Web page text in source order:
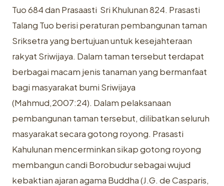
Tuo 684 dan Prasaasti Sri Khulunan 824. Prasasti
Talang Tuo berisi peraturan pembangunan taman
Sriksetra yang bertujuan untuk kesejahteraan
rakyat Sriwijaya. Dalam taman tersebut terdapat
berbagai macam jenis tanaman yang bermanfaat
bagi masyarakat bumi Sriwijaya
(Mahmud,2007:24). Dalam pelaksanaan
pembangunan taman tersebut, dilibatkan seluruh
masyarakat secara gotong royong. Prasasti
Kahulunan mencerminkan sikap gotong royong
membangun candi Borobudur sebagai wujud
kebaktian ajaran agama Buddha (J.G. de Casparis,